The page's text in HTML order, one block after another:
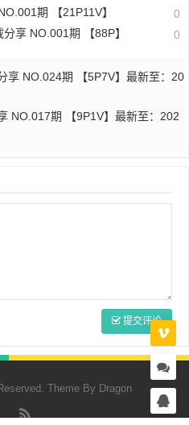
期 【21P11V】 0
享 NO.001期 【88P】 0
享 NO.024期 【5P7V】最新至：20
NO.017期 【9P1V】最新至：202
提交评论
Theme By Dragon